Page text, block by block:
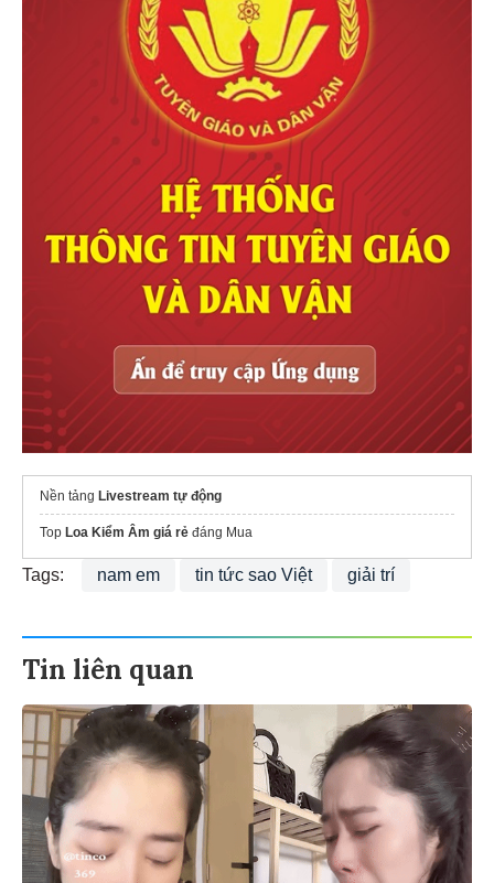
Nền tảng Livestream tự động
Top Loa Kiểm Âm giá rẻ đáng Mua
Tags: nam em tin tức sao Việt giải trí
Tin liên quan